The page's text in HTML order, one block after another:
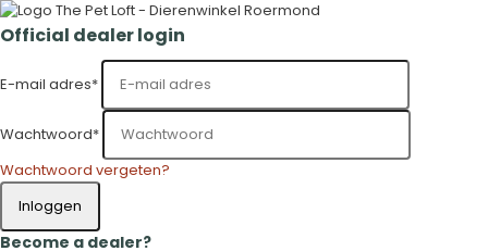
Official dealer login
E-mail adres*
Wachtwoord*
Wachtwoord vergeten?
Inloggen
Become a dealer?